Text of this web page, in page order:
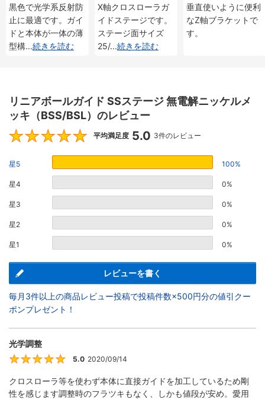
（BSB16）
黒色で光学系反射防
止に最適です。ガイ
ドと本体が一体の薄
型構...続きを読む
X軸クロスローラガ
イドステージです。
ステージ面サイズ
25/...続きを読む
垂直使いように便利
なZ軸ブラケットで
す。
リニアボールガイド SSステージ 無電解ニッケルメ
ッキ（BSS/BSL）のレビュー
5
平均満足度 5.0 3件のレビュー
星5 100%
星4 0%
星3 0%
星2 0%
星1 0%
レビューを書く
毎月3件以上の商品レビュー投稿で投稿件数×500円分の値引クー
ポンプレゼント！
光学調整
5
5.0 2020/09/14
クロスローラ等を使わず本体に直接ガイドを加工しているため剛
性を感じます調整時のフラツキもなく、しかも値段が安め。愛用